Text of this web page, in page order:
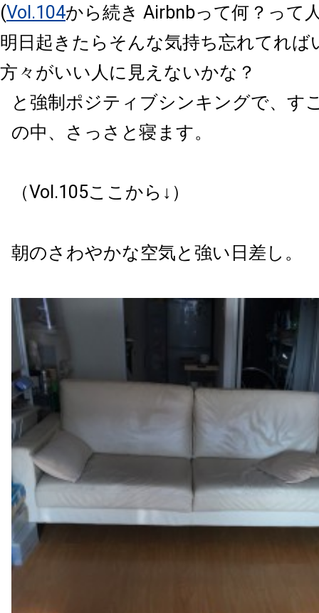
(Vol.104から続き Airbnbって何？って
明日起きたらそんな気持ち忘れてれば
方々がいい人に見えないかな？
と強制ポジティブシンキングで、す
の中、さっさと寝ます。
（Vol.105ここから↓）
朝のさわやかな空気と強い日差し。